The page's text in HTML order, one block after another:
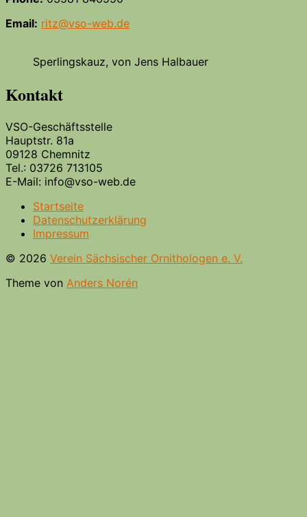
Email: ritz@vso-web.de
Sperlingskauz, von Jens Halbauer
Kontakt
VSO-Geschäftsstelle
Hauptstr. 81a
09128 Chemnitz
Tel.: 03726 713105
E-Mail: info@vso-web.de
Startseite
Datenschutzerklärung
Impressum
© 2026 Verein Sächsischer Ornithologen e. V.
Theme von Anders Norén